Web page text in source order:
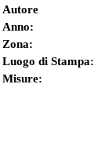
Autore
Anno:
Zona:
Luogo di Stampa:
Misure: